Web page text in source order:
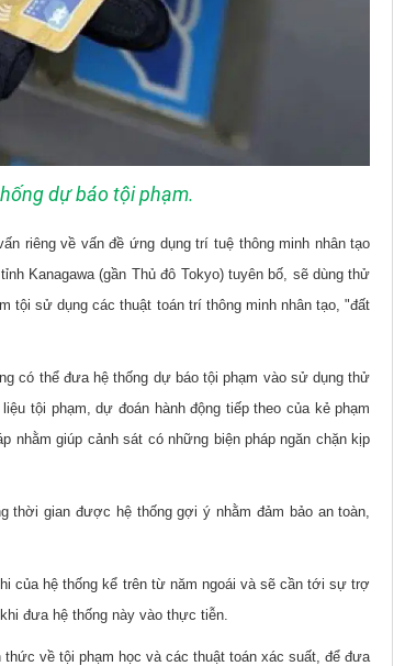
dự báo tội phạm.
riêng về vấn đề ứng dụng trí tuệ thông minh nhân tạo
Kanagawa (gần Thủ đô Tokyo) tuyên bố, sẽ dùng thử
tội sử dụng các thuật toán trí thông minh nhân tạo, "đất
có thể đưa hệ thống dự báo tội phạm vào sử dụng thử
tội phạm, dự đoán hành động tiếp theo của kẻ phạm
nhằm giúp cảnh sát có những biện pháp ngăn chặn kịp
thời gian được hệ thống gợi ý nhằm đảm bảo an toàn,
của hệ thống kể trên từ năm ngoái và sẽ cần tới sự trợ
đưa hệ thống này vào thực tiễn.
về tội phạm học và các thuật toán xác suất, để đưa